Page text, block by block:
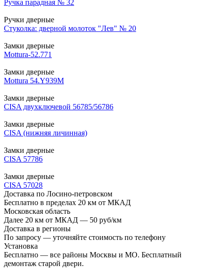
Ручка парадная № 32
Ручки дверные
Стуколка: дверной молоток "Лев" № 20
Замки дверные
Mottura-52.771
Замки дверные
Mottura 54.Y939M
Замки дверные
CISA двухключевой 56785/56786
Замки дверные
CISA (нижняя личинная)
Замки дверные
CISA 57786
Замки дверные
CISA 57028
Доставка по Лосино-петровском
Бесплатно в пределах 20 км от МКАД
Московская область
Далее 20 км от МКАД — 50 руб/км
Доставка в регионы
По запросу — уточняйте стоимость по телефону
Установка
Бесплатно — все районы Москвы и МО. Бесплатный
демонтаж старой двери.